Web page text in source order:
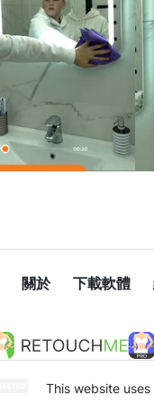
關於 下載軟體
This website